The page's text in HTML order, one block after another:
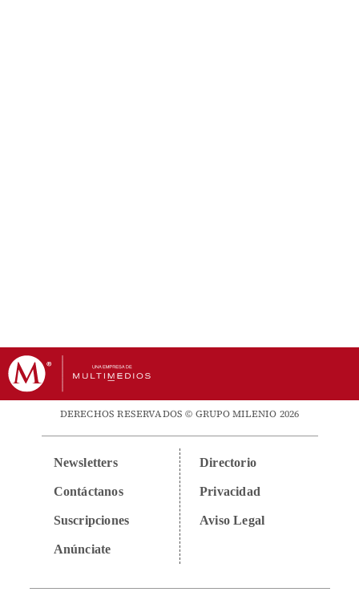
DERECHOS RESERVADOS © GRUPO MILENIO 2026
Newsletters
Contáctanos
Suscripciones
Anúnciate
Directorio
Privacidad
Aviso Legal